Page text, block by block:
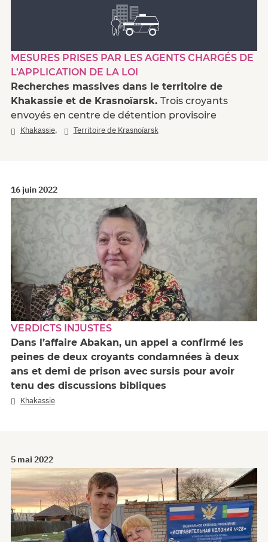
MESURES PRISES PAR LES AGENTS CHARGÉS DE
L’APPLICATION DE LA LOI
Recherches massives dans le territoire de
Khakassie et de Krasnoïarsk. Trois croyants
envoyés en centre de détention provisoire
Khakassie, Territoire de Krasnoïarsk
16 juin 2022
VERDICTS INJUSTES
Dans l’affaire Abakan, un appel a confirmé les
peines de deux croyants condamnées à deux
ans et demi de prison avec sursis pour avoir
tenu des discussions bibliques
Khakassie
5 mai 2022